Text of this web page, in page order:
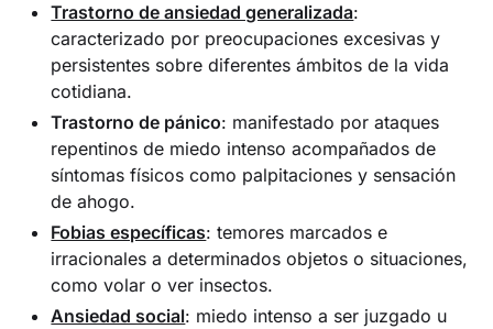
Trastorno de ansiedad generalizada:
caracterizado por preocupaciones excesivas y
persistentes sobre diferentes ámbitos de la vida
cotidiana.
Trastorno de pánico: manifestado por ataques
repentinos de miedo intenso acompañados de
síntomas físicos como palpitaciones y sensación
de ahogo.
Fobias específicas: temores marcados e
irracionales a determinados objetos o situaciones,
como volar o ver insectos.
Ansiedad social: miedo intenso a ser juzgado u